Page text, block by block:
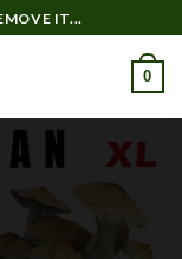
IT...
0